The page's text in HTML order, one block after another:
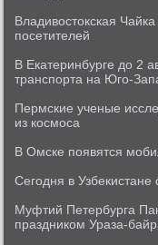
Владивостокская
посетителей
В Екатеринбурге до 2
транспорта на Юго-
Пермские ученые
из космоса
В Омске появятся
Сегодня в
Муфтий Петербурга
праздником Ураза-